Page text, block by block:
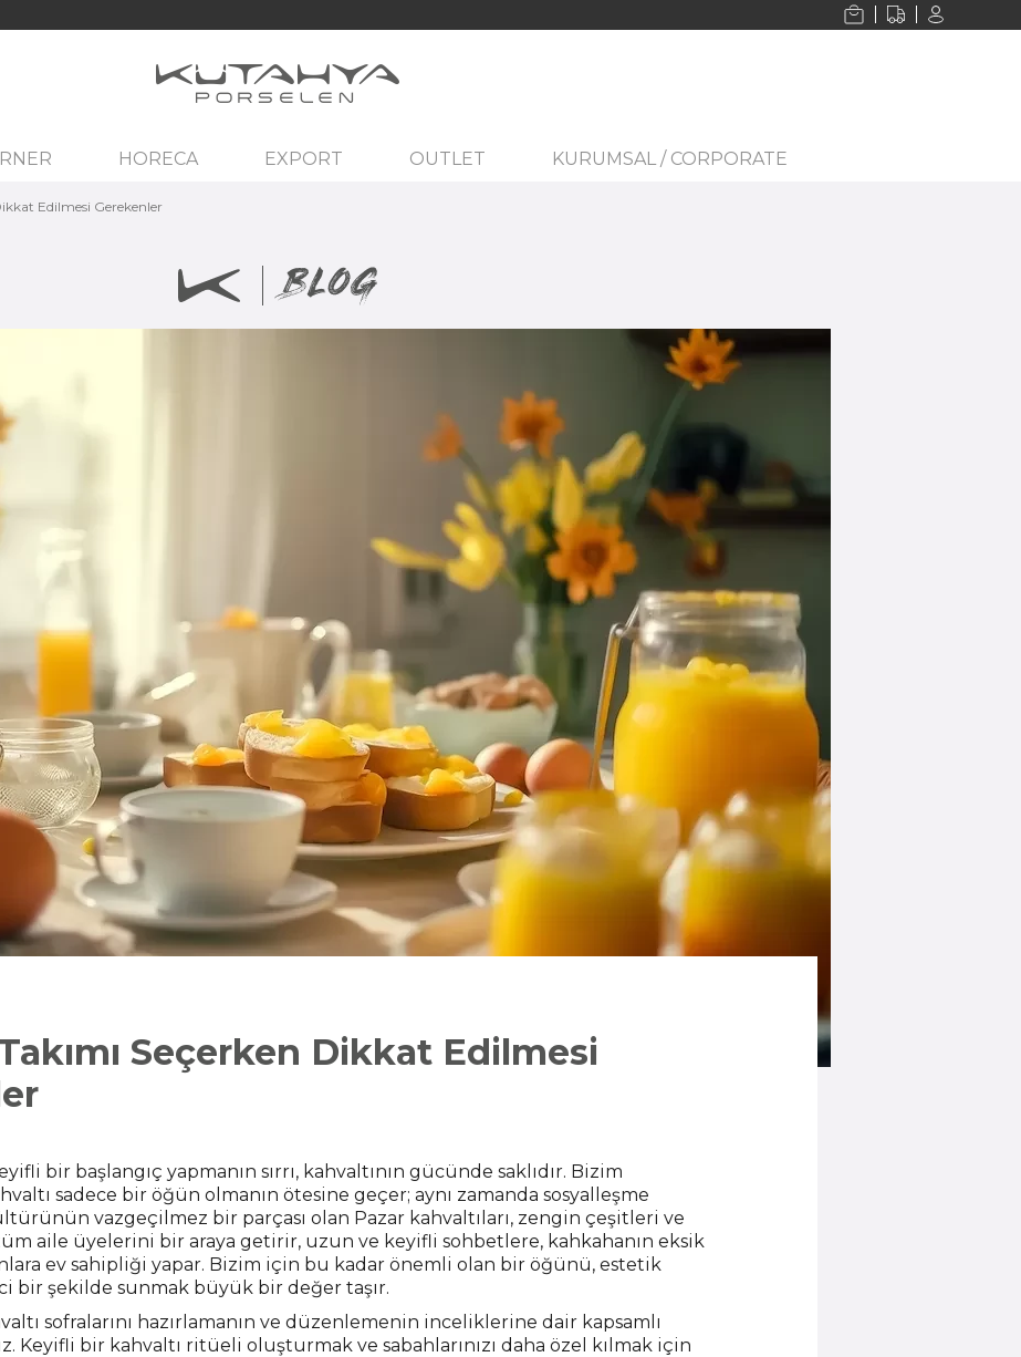
HORECA EXPORT OUTLET KURUMSAL / CORPORATE
Edilmesi Gerekenler
Seçerken Dikkat Edilmesi
bir başlangıç yapmanın sırrı, kahvaltının gücünde saklıdır. Bizim
sadece bir öğün olmanın ötesine geçer; aynı zamanda sosyalleşme
vazgeçilmez bir parçası olan Pazar kahvaltıları, zengin çeşitleri ve
aile üyelerini bir araya getirir, uzun ve keyifli sohbetlere, kahkahanın eksik
anlara ev sahipliği yapar. Bizim için bu kadar önemli olan bir öğünü, estetik
bir şekilde sunmak büyük bir değer taşır.
sofralarını hazırlamanın ve düzenlemenin inceliklerine dair kapsamlı
Keyifli bir kahvaltı ritüeli oluşturmak ve sabahlarınızı daha özel kılmak için